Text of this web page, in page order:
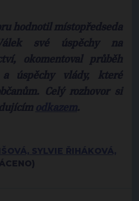
hodnotil místopředseda
své úspěchy na
okomentoval průběh
a úspěchy vlády, které
Celý rozhovor si
.